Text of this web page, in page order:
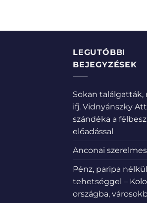
LEGUTÓBBI
BEJEGYZÉSEK
Sokan
ifj. Vidnyánszky
szándéka a
előadással
Anconai
Pénz, paripa
tehetséggel –
országba,